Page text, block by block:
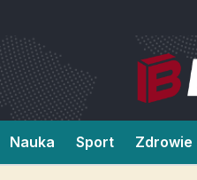
Nauka Sport Zdrowie